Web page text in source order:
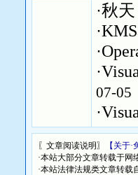
·秋天
·
·
·
07-05
·
〖文章阅读说明〗
【关于
·本站大部分文章转载于
·本站法律法规类文章转